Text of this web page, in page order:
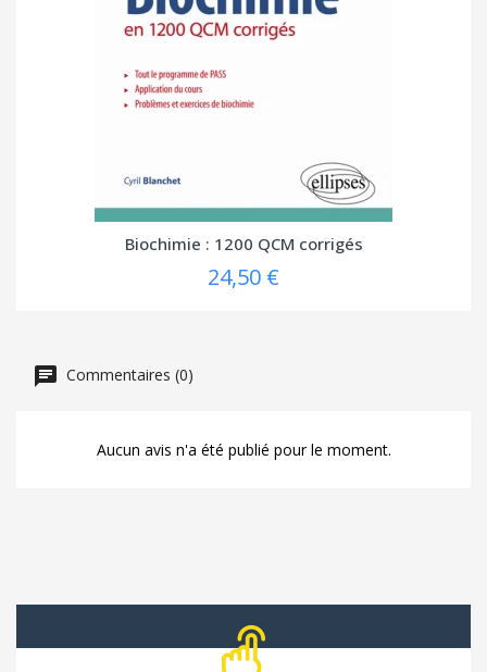
Biochimie : 1200 QCM corrigés
24,50 €
Commentaires (0)
Aucun avis n'a été publié pour le moment.